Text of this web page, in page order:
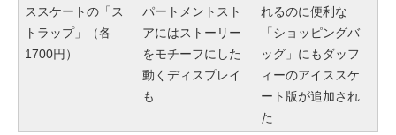
ススケートの「ス
トラップ」（各
1700円）
パートメントスト
アにはストーリー
をモチーフにした
動くディスプレイ
も
れるのに便利な
「ショッピングバ
ッグ」にもダッフ
ィーのアイススケ
ート版が追加され
た